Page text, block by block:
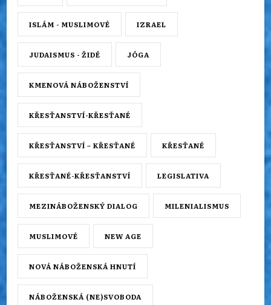
ISLÁM - MUSLIMOVÉ IZRAEL
JUDAISMUS - ŽIDÉ JÓGA
KMENOVÁ NÁBOŽENSTVÍ
KŘESŤANSTVÍ-KŘESŤANÉ
KŘESŤANSTVÍ – KŘESŤANÉ KŘESŤANÉ
KŘESŤANÉ-KŘESŤANSTVÍ LEGISLATIVA
MEZINÁBOŽENSKÝ DIALOG MILENIALISMUS
MUSLIMOVÉ NEW AGE
NOVÁ NÁBOŽENSKÁ HNUTÍ
NÁBOŽENSKÁ (NE)SVOBODA